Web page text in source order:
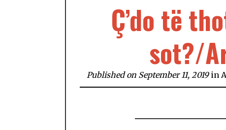
Ç’do të
sot?/
Published on September 11, 2019 in